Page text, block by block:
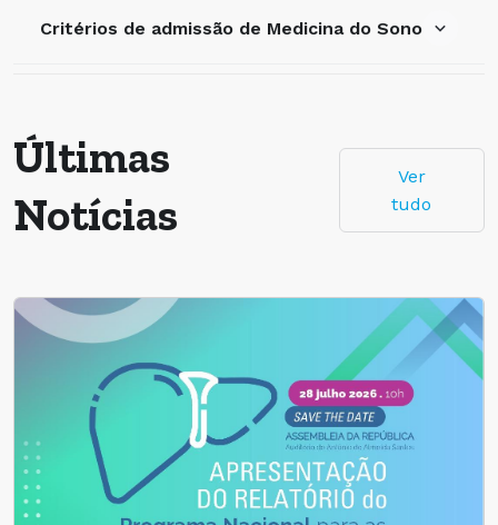
Critérios de admissão de Medicina do Sono
Últimas
Notícias
Ver
tudo